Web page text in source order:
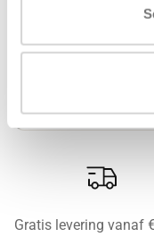
PRIJSGROEP
Gratis levering vanaf